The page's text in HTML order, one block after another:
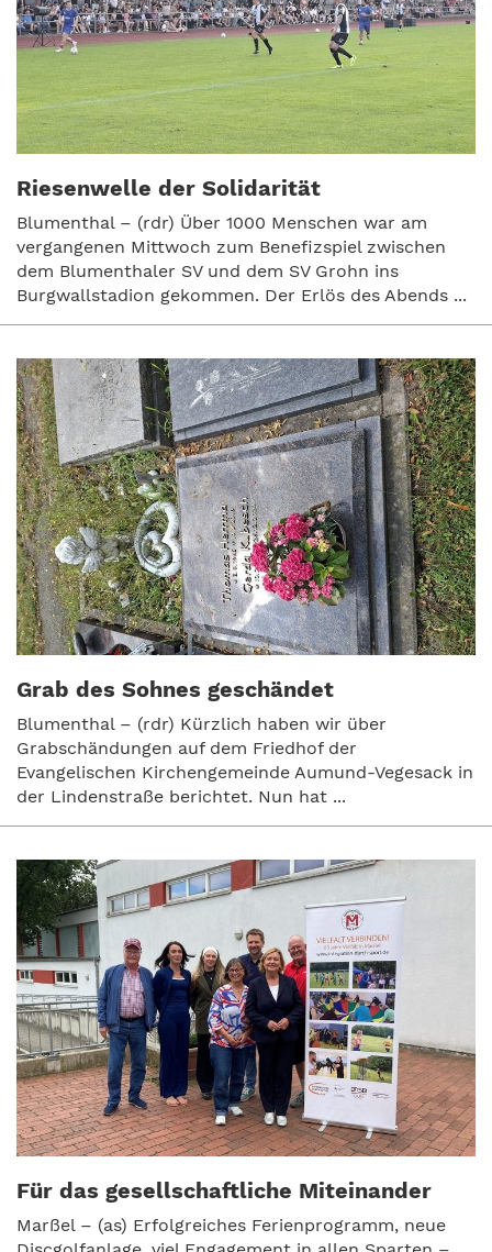
Riesenwelle der Solidarität
Blumenthal – (rdr) Über 1000 Menschen war am
vergangenen Mittwoch zum Benefizspiel zwischen
dem Blumenthaler SV und dem SV Grohn ins
Burgwallstadion gekommen. Der Erlös des Abends ...
Grab des Sohnes geschändet
Blumenthal – (rdr) Kürzlich haben wir über
Grabschändungen auf dem Friedhof der
Evangelischen Kirchengemeinde Aumund-Vegesack in
der Lindenstraße berichtet. Nun hat ...
Für das gesellschaftliche Miteinander
Marßel – (as) Erfolgreiches Ferienprogramm, neue